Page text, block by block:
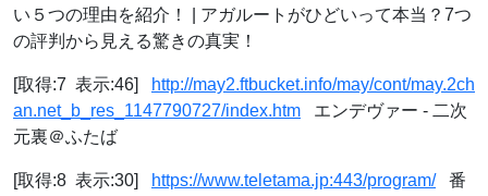
い５つの理由を紹介！ | アガルートがひどいって本当？7つ
の評判から見える驚きの真実！
[取得:7 表示:46]
http://may2.ftbucket.info/may/cont/may.2ch
an.net_b_res_1147790727/index.htm エンデヴァー - 二次
元裏＠ふたば
[取得:8 表示:30] https://www.teletama.jp:443/program/番